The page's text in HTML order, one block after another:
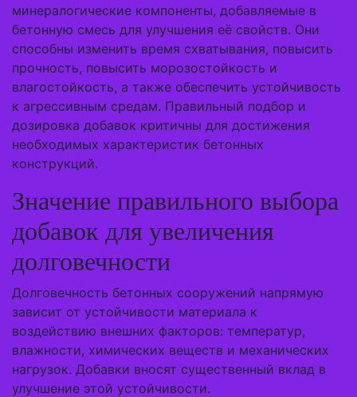
минералогические компоненты, добавляемые в
бетонную смесь для улучшения её свойств. Они
способны изменить время схватывания, повысить
прочность, повысить морозостойкость и
влагостойкость, а также обеспечить устойчивость
к агрессивным средам. Правильный подбор и
дозировка добавок критичны для достижения
необходимых характеристик бетонных
конструкций.
Значение правильного выбора
добавок для увеличения
долговечности
Долговечность бетонных сооружений напрямую
зависит от устойчивости материала к
воздействию внешних факторов: температур,
влажности, химических веществ и механических
нагрузок. Добавки вносят существенный вклад в
улучшение этой устойчивости.